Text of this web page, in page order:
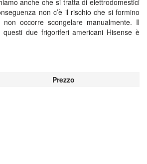
anche che si tratta di elettrodomestici
non c’è il rischio che si formino
occorre scongelare manualmente. Il
due frigoriferi americani Hisense è
Prezzo